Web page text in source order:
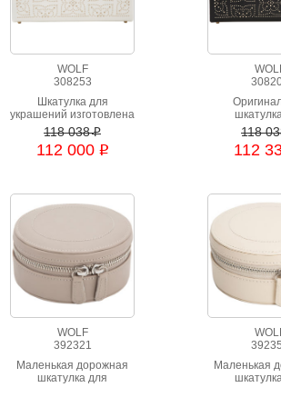
WOLF
308253
Шкатулка для
украшений изготовлена
из натурального
дерева, отделка:
натуральная кожа.
118 038i
112 000 i
украшений
из
дерева,
118
112
WOLF
392321
Маленькая дорожная
шкатулка для
Маленькая